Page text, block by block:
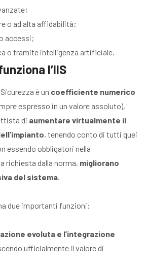
o ad alta affidabilità;
accessi;
o tramite intelligenza artificiale.
l’IIS
è un coefficiente numerico
espresso in un valore assoluto),
di aumentare virtualmente il
, tenendo conto di tutti quei
essendo obbligatori nella
richiesta dalla norma, migliorano
del sistema.
due importanti funzioni:
evoluta e l’integrazione
ufficialmente il valore di